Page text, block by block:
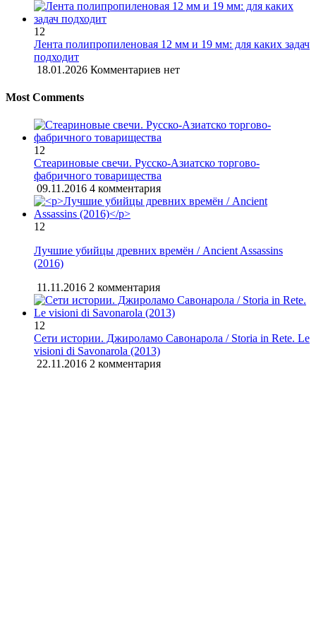
12
Лента полипропиленовая 12 мм и 19 мм: для каких задач
подходит
18.01.2026 Комментариев нет
Most Comments
12
Стеариновые свечи. Русско-Азиатско торгово-
фабричного товарищества
09.11.2016 4 комментария
12
Лучшие убийцы древних времён / Ancient Assassins
(2016)
11.11.2016 2 комментария
12
Сети истории. Джироламо Савонарола / Storia in Rete. Le
visioni di Savonarola (2013)
22.11.2016 2 комментария